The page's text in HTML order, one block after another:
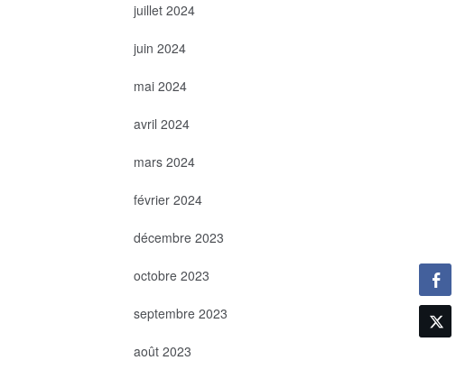
juillet 2024
juin 2024
mai 2024
avril 2024
mars 2024
février 2024
décembre 2023
octobre 2023
septembre 2023
août 2023